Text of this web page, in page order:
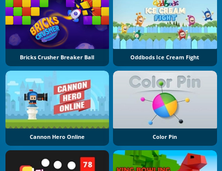
Bricks Crusher Breaker Ball Oddbods Ice Cream Fight
Cannon Hero Online Color Pin